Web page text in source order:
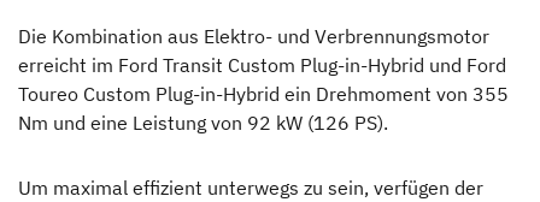
Die Kombination aus Elektro- und Verbrennungsmo­tor
erreicht im Ford Transit Custom Plug-in-Hybrid und Ford
Toureo Custom Plug-in-Hybrid ein Dreh­moment von 355
Nm und eine Leistung von 92 kW (126 PS).
Um maximal effizient unterwegs zu sein, verfügen der